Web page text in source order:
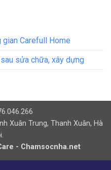
gian Carefull Home
sửa chữa, xây dựng
Xuân Trung, Thanh Xuân, Hà
- Chamsocnha.net